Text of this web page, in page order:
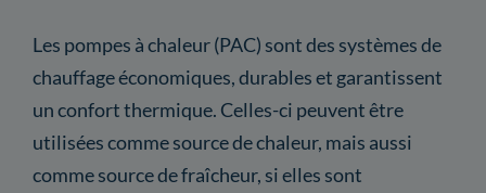
Les pompes à chaleur (PAC) sont des systèmes de
chauffage économiques, durables et garantissent
un confort thermique. Celles-ci peuvent être
utilisées comme source de chaleur, mais aussi
comme source de fraîcheur, si elles sont